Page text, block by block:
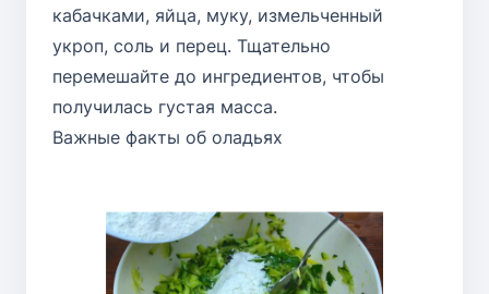
кабачками, яйца, муку, измельченный
укроп, соль и перец. Тщательно
перемешайте до ингредиентов, чтобы
получилась густая масса.
Важные факты об оладьях